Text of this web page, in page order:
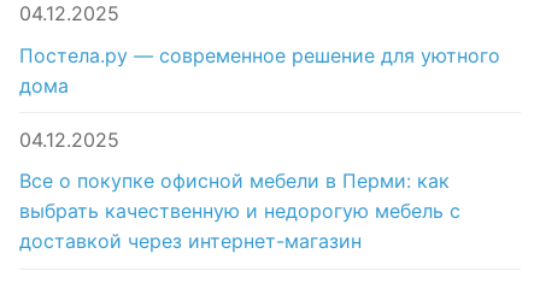
04.12.2025
Постела.ру — современное решение для уютного
дома
04.12.2025
Все о покупке офисной мебели в Перми: как
выбрать качественную и недорогую мебель с
доставкой через интернет-магазин